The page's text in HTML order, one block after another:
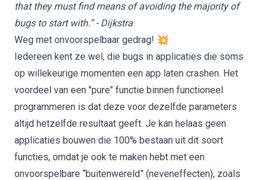
that they must find means of avoiding the majority of
bugs to start with.” - Dijkstra
Weg met onvoorspelbaar gedrag! 💥
Iedereen kent ze wel, die bugs in applicaties die soms
op willekeurige momenten een app laten crashen. Het
voordeel van een "pure" functie binnen functioneel
programmeren is dat deze voor dezelfde parameters
altijd hetzelfde resultaat geeft. Je kan helaas geen
applicaties bouwen die 100% bestaan uit dit soort
functies, omdat je ook te maken hebt met een
onvoorspelbare “buitenwereld” (neveneffecten), zoals